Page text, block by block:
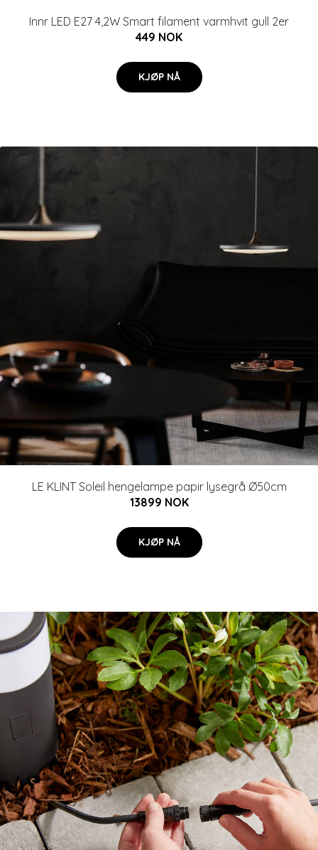
Innr LED E27 4,2W Smart filament varmhvit gull 2er
449 NOK
KJØP NÅ
LE KLINT Soleil hengelampe papir lysegrå Ø50cm
13899 NOK
KJØP NÅ